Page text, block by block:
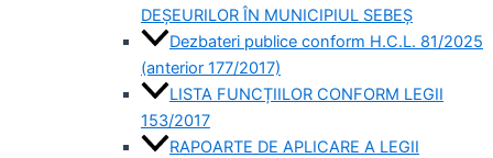
DEȘEURILOR ÎN MUNICIPIUL SEBEȘ
Dezbateri publice conform H.C.L. 81/2025
(anterior 177/2017)
LISTA FUNCȚIILOR CONFORM LEGII
153/2017
RAPOARTE DE APLICARE A LEGII